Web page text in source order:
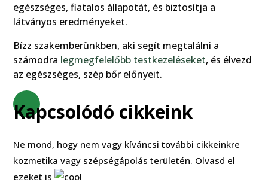
egészséges, fiatalos állapotát, és biztosítja a
látványos eredményeket.
Bízz szakemberünkben, aki segít megtalálni a
számodra legmegfelelőbb testkezeléseket, és élvezd
az egészséges, szép bőr előnyeit.
Kapcsolódó cikkeink
Ne mond, hogy nem vagy kíváncsi további cikkeinkre
kozmetika vagy szépségápolás területén. Olvasd el
ezeket is